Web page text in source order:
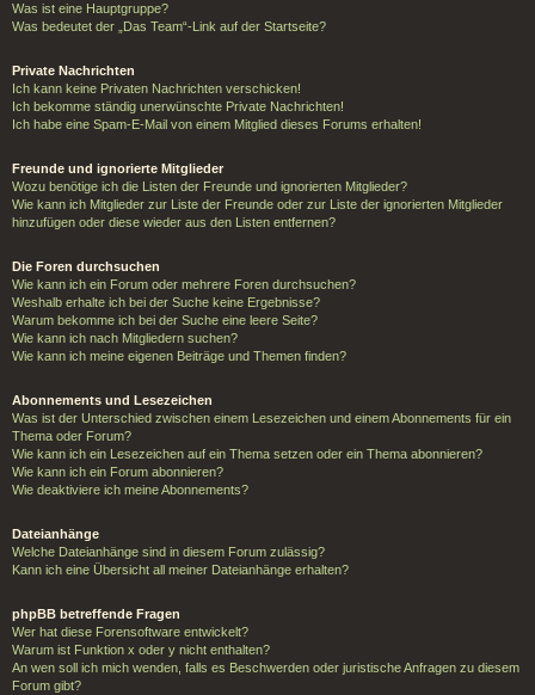
Was ist eine Hauptgruppe?
Was bedeutet der „Das Team“-Link auf der Startseite?
Private Nachrichten
Ich kann keine Privaten Nachrichten verschicken!
Ich bekomme ständig unerwünschte Private Nachrichten!
Ich habe eine Spam-E-Mail von einem Mitglied dieses Forums erhalten!
Freunde und ignorierte Mitglieder
Wozu benötige ich die Listen der Freunde und ignorierten Mitglieder?
Wie kann ich Mitglieder zur Liste der Freunde oder zur Liste der ignorierten Mitglieder
hinzufügen oder diese wieder aus den Listen entfernen?
Die Foren durchsuchen
Wie kann ich ein Forum oder mehrere Foren durchsuchen?
Weshalb erhalte ich bei der Suche keine Ergebnisse?
Warum bekomme ich bei der Suche eine leere Seite?
Wie kann ich nach Mitgliedern suchen?
Wie kann ich meine eigenen Beiträge und Themen finden?
Abonnements und Lesezeichen
Was ist der Unterschied zwischen einem Lesezeichen und einem Abonnements für ein
Thema oder Forum?
Wie kann ich ein Lesezeichen auf ein Thema setzen oder ein Thema abonnieren?
Wie kann ich ein Forum abonnieren?
Wie deaktiviere ich meine Abonnements?
Dateianhänge
Welche Dateianhänge sind in diesem Forum zulässig?
Kann ich eine Übersicht all meiner Dateianhänge erhalten?
phpBB betreffende Fragen
Wer hat diese Forensoftware entwickelt?
Warum ist Funktion x oder y nicht enthalten?
An wen soll ich mich wenden, falls es Beschwerden oder juristische Anfragen zu diesem
Forum gibt?